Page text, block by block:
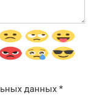
данных *